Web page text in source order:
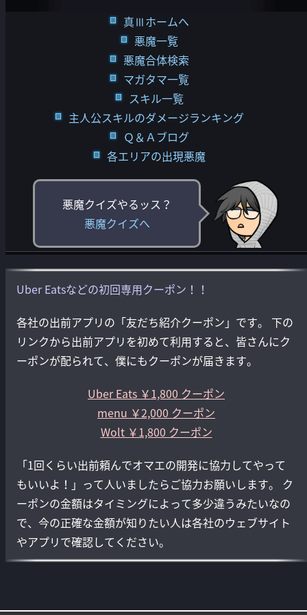
真Ⅲホームへ
悪魔一覧
悪魔合体検索
マガタマ一覧
スキル一覧
主人公スキルのダメージランキング
Ｑ＆Ａブログ
各エリアの出現悪魔
悪魔クイズやるッス？
悪魔クイズへ
Uber Eatsなどの初回専用クーポン！！
各社の出前アプリの「友だち紹介クーポン」です。 下の
リンクから出前アプリを初めて利用すると、皆さんにク
ーポンが配られて、僕にもクーポンが届きます。
Uber Eats ￥1,800 クーポン
menu ￥2,000 クーポン
Wolt ￥1,800 クーポン
「1回くらい出前頼んでオマエの開発に協力してやって
もいいよ！」って人いましたらご協力お願いします。 ク
ーポンの金額はタイミングによって多少違うみたいなの
で、今の正確な金額が知りたい人は各社のウェブサイト
やアプリで確認してください。